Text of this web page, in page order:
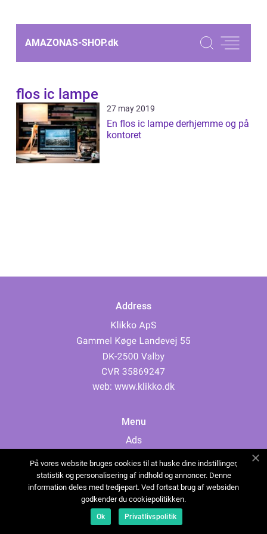
AMAZONAS-SHOP.dk
flos ic lampe
27 may 2019
En flos ic lampe derhjemme og på
kontoret
Address
web: www.klikko.dk
Menu
Ads
Cookies
Contact
Sitemap
På vores website bruges cookies til at huske dine indstillinger,
statistik og personalisering af indhold og annoncer. Denne
information deles med tredjepart. Ved fortsat brug af websiden
godkender du cookiepolitikken.
Ok Privatlivspolitik